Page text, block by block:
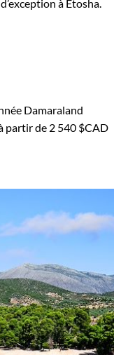
à Etosha.
Damaraland
partir de 2 540 $CAD